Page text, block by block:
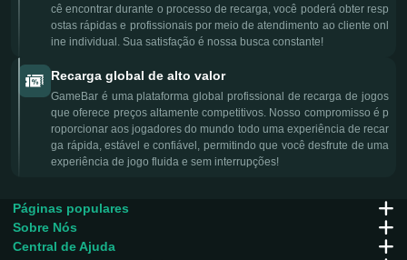
cê encontrar durante o processo de recarga, você poderá obter resp
ostas rápidas e profissionais por meio de atendimento ao cliente onl
ine individual. Sua satisfação é nossa busca constante!
Recarga global de alto valor
GameBar é uma plataforma global profissional de recarga de jogos
que oferece preços altamente competitivos. Nosso compromisso é p
roporcionar aos jogadores do mundo todo uma experiência de recar
ga rápida, estável e confiável, permitindo que você desfrute de uma
experiência de jogo fluida e sem interrupções!
Páginas populares
Sobre Nós
Central de Ajuda